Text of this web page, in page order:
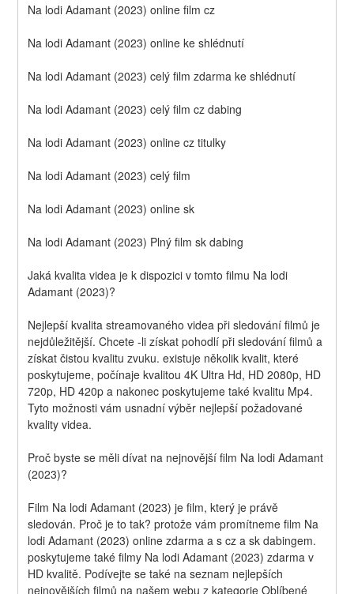
Na lodi Adamant (2023) online film cz
Na lodi Adamant (2023) online ke shlédnutí
Na lodi Adamant (2023) celý film zdarma ke shlédnutí
Na lodi Adamant (2023) celý film cz dabing
Na lodi Adamant (2023) online cz titulky
Na lodi Adamant (2023) celý film
Na lodi Adamant (2023) online sk
Na lodi Adamant (2023) Plný film sk dabing
Jaká kvalita videa je k dispozici v tomto filmu Na lodi
Adamant (2023)?
Nejlepší kvalita streamovaného videa při sledování filmů je
nejdůležitější. Chcete -li získat pohodlí při sledování filmů a
získat čistou kvalitu zvuku. existuje několik kvalit, které
poskytujeme, počínaje kvalitou 4K Ultra Hd, HD 2080p, HD
720p, HD 420p a nakonec poskytujeme také kvalitu Mp4.
Tyto možnosti vám usnadní výběr nejlepší požadované
kvality videa.
Proč byste se měli dívat na nejnovější film Na lodi Adamant
(2023)?
Film Na lodi Adamant (2023) je film, který je právě
sledován. Proč je to tak? protože vám promítneme film Na
lodi Adamant (2023) online zdarma a s cz a sk dabingem.
poskytujeme také filmy Na lodi Adamant (2023) zdarma v
HD kvalitě. Podívejte se také na seznam nejlepších
nejnovějších filmů na našem webu z kategorie Oblíbené